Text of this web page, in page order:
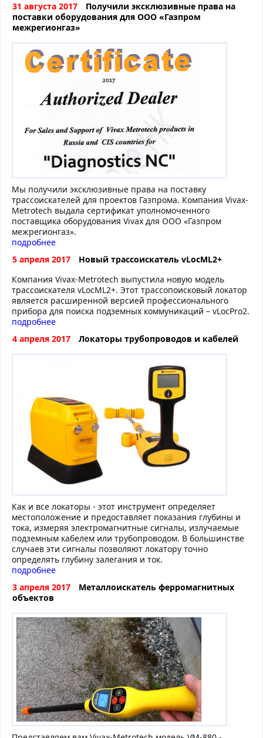
31 августа 2017
Получили эксклюзивные права на
поставки оборудования для ООО «Газпром
межрегионгаз»
Мы получили эксклюзивные права на поставку
трассоискателей для проектов Газпрома. Компания Vivax-
Metrotech выдала сертификат уполномоченного
поставщика оборудования Vivax для ООО «Газпром
межрегионгаз».
подробнее
5 апреля 2017
Новый трассоискатель vLocML2+
Компания Vivax-Metrotech выпустила новую модель
трассоискателя vLocML2+. Этот трассопоисковый локатор
является расширенной версией профессионального
прибора для поиска подземных коммуникаций – vLocPro2.
подробнее
4 апреля 2017
Локаторы трубопроводов и кабелей
Как и все локаторы - этот инструмент определяет
местоположение и предоставляет показания глубины и
тока, измеряя электромагнитные сигналы, излучаемые
подземным кабелем или трубопроводом. В большинстве
случаев эти сигналы позволяют локатору точно
определять глубину залегания и ток.
подробнее
3 апреля 2017
Металлоискатель ферромагнитных
объектов